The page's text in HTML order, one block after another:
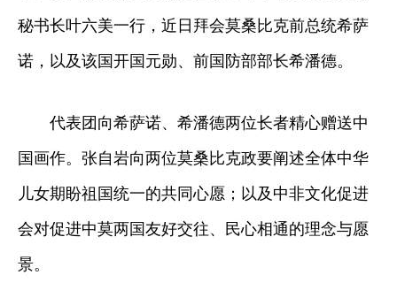
秘书长叶六美一行，近日拜会莫桑比克前总统希萨
诺，以及该国开国元勋、前国防部部长希潘德。
代表团向希萨诺、希潘德两位长者精心赠送中
国画作。张自岩向两位莫桑比克政要阐述全体中华
儿女期盼祖国统一的共同心愿；以及中非文化促进
会对促进中莫两国友好交往、民心相通的理念与愿
景。